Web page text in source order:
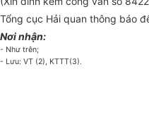
Tổng cục Hải quan thông báo
Nơi nhận:
- Như trên;
- Lưu: VT (2), KTTT(3).